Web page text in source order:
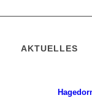
AKTUELLES